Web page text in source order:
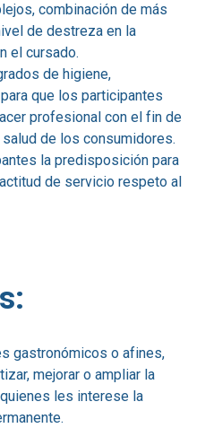
combinación de más
de destreza en la
el cursado.
de higiene,
que los participantes
profesional con el fin de
de los consumidores.
la predisposición para
de servicio respeto al
gastronómicos o afines,
mejorar o ampliar la
les interese la